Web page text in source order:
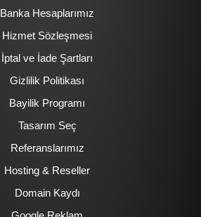
Banka Hesaplarımız
Hizmet Sözleşmesi
İptal ve İade Şartları
Gizlilik Politikası
Bayilik Programı
Tasarım Seç
Referanslarımız
Hosting & Reseller
Domain Kaydı